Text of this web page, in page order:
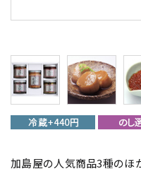
加島屋の人気商品3種のほ